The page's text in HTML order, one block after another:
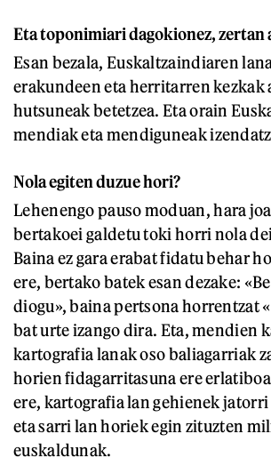
Eta toponimiari dagokionez, zertan
Esan bezala, Euskaltzaindiaren
erakundeen eta herritarren kezkak
hutsuneak betetzea. Eta orain
mendiak eta mendiguneak
Nola egiten duzue hori?
Lehenengo pauso moduan, hara
bertakoei galdetu toki horri nola
Baina ez gara erabat fidatu behar
ere, bertako batek esan dezake:
diogu», baina pertsona horrentzat
bat urte izango dira. Eta, mendien
kartografia lanak oso baliagarriak
horien fidagarritasuna ere
ere, kartografia lan gehienek
eta sarri lan horiek egin zituzten
euskaldunak.